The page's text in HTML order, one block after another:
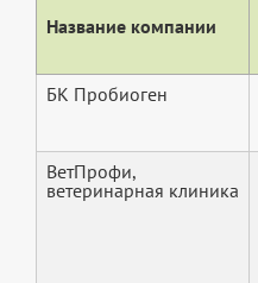
Название компании
БК Пробиоген
ВетПрофи,
ветеринарная клиника